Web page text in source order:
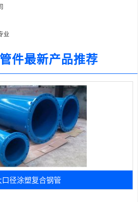
业
件最新产品推荐
口径涂塑复合钢管